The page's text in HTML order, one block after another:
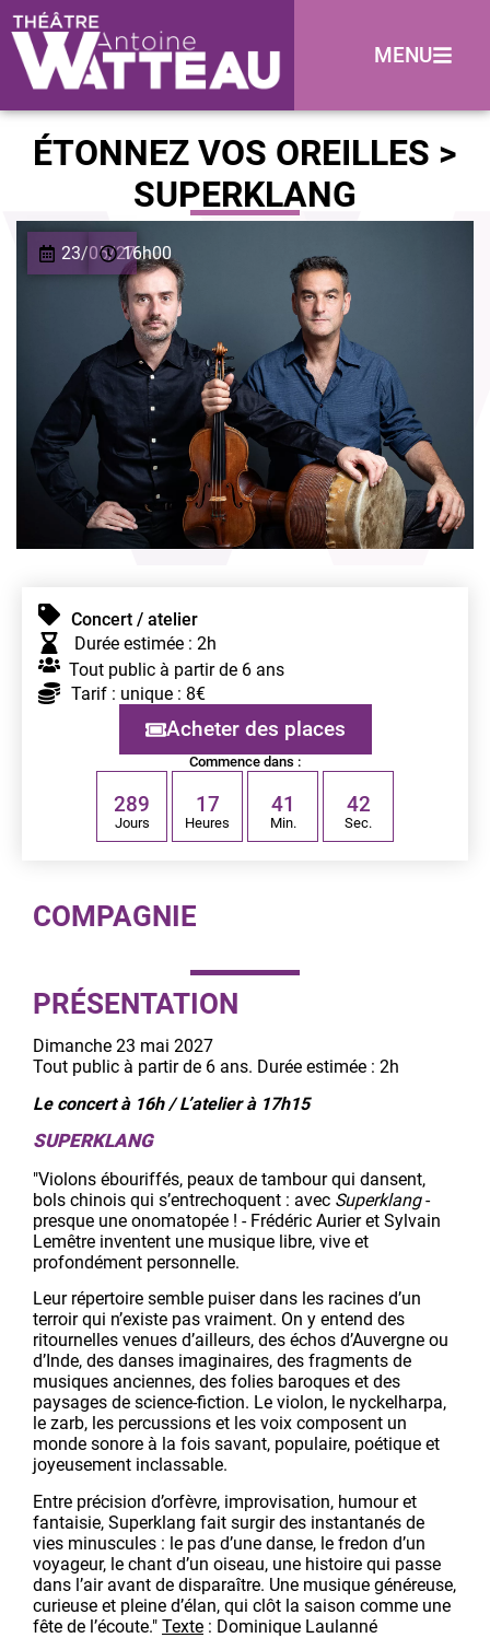
MENU
ÉTONNEZ VOS OREILLES >
SUPERKLANG
23/05/2716h00
Concert / atelier
Durée estimée : 2h
Tout public à partir de 6 ans
Tarif : unique : 8€
Acheter des places
Commence dans :
289
Jours
17
Heures
41
Min.
42
Sec.
COMPAGNIE
PRÉSENTATION
Dimanche 23 mai 2027
Tout public à partir de 6 ans. Durée estimée : 2h
Le concert à 16h /L’atelier à 17h15
SUPERKLANG
"Violons ébouriffés, peaux de tambour qui dansent,
bols chinois qui s’entrechoquent : avec Superklang-
presque une onomatopée ! - Frédéric Aurier et Sylvain
Lemêtre inventent une musique libre, vive et
profondément personnelle.
Leur répertoire semble puiser dans les racines d’un
terroir qui n’existe pas vraiment. On y entend des
ritournelles venues d’ailleurs, des échos d’Auvergne ou
d’Inde, des danses imaginaires, des fragments de
musiques anciennes, des folies baroques et des
paysages de science-fiction. Le violon, le nyckelharpa,
le zarb, les percussions et les voix composent un
monde sonore à la fois savant, populaire, poétique et
joyeusement inclassable.
Entre précision d’orfèvre, improvisation, humour et
fantaisie, Superklang fait surgir des instantanés de
vies minuscules : le pas d’une danse, le fredon d’un
voyageur, le chant d’un oiseau, une histoire qui passe
dans l’air avant de disparaître. Une musique généreuse,
curieuse et pleine d’élan, qui clôt la saison comme une
fête de l’écoute." Texte : Dominique Laulanné